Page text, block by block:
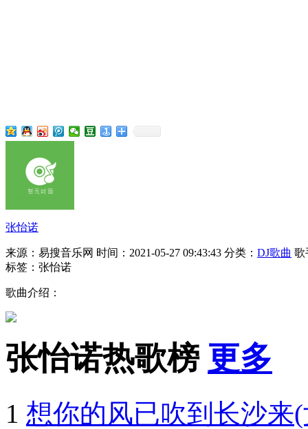
张怡诺
来源：易搜音乐网 时间：2021-05-27 09:43:43 分类： DJ歌曲 歌
标签：张怡诺
歌曲介绍：
张怡诺热歌榜 更多
1 想你的风已吹到长沙来